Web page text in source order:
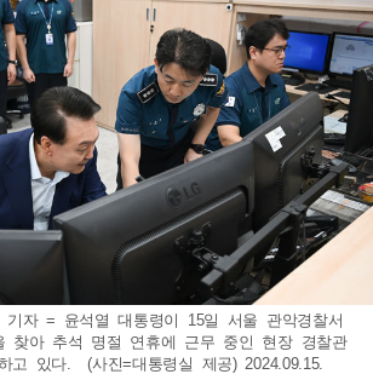
기자 = 윤석열 대통령이 15일 서울 관악경찰서
찾아 추석 명절 연휴에 근무 중인 현장 경찰관
고 있다. (사진=대통령실 제공) 2024.09.15.